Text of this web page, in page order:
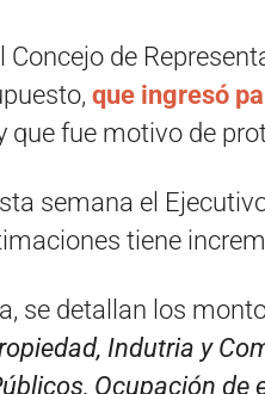
Concejo de
que ingresó
que fue motivo de
semana el
tiene
se detallan los
Indutria y
Ocupación de